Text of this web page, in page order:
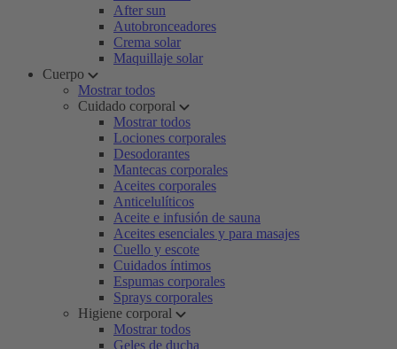
After sun
Autobronceadores
Crema solar
Maquillaje solar
Cuerpo
Mostrar todos
Cuidado corporal
Mostrar todos
Lociones corporales
Desodorantes
Mantecas corporales
Aceites corporales
Anticelulíticos
Aceite e infusión de sauna
Aceites esenciales y para masajes
Cuello y escote
Cuidados íntimos
Espumas corporales
Sprays corporales
Higiene corporal
Mostrar todos
Geles de ducha